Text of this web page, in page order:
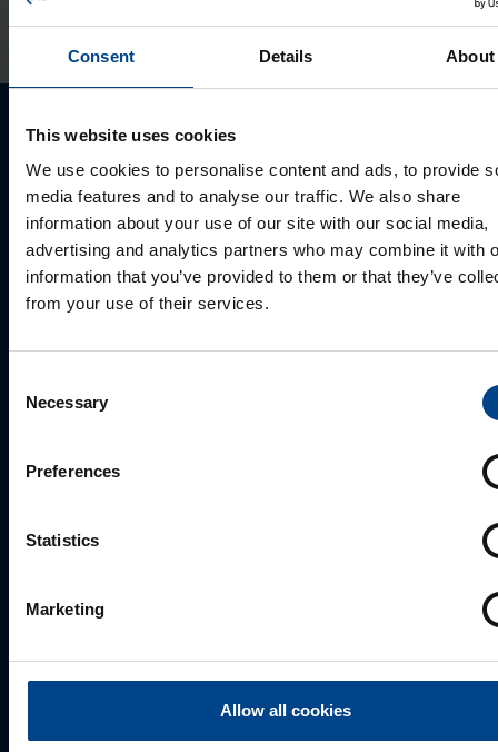
Consent Details About
This website uses cookies
We use cookies to personalise content and ads, to provide
media features and to analyse our traffic. We also share
information about your use of our site with our social media,
advertising and analytics partners who may combine it with
information that you’ve provided to them or that they’ve
from your use of their services.
Selection
Necessary
Preferences
Statistics
Marketing
Allow all cookies
Palun võtke meiega ühendust
Perekonnanimi*